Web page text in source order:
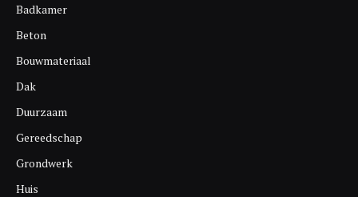
Badkamer
Beton
Bouwmateriaal
Dak
Duurzaam
Gereedschap
Grondwerk
Huis